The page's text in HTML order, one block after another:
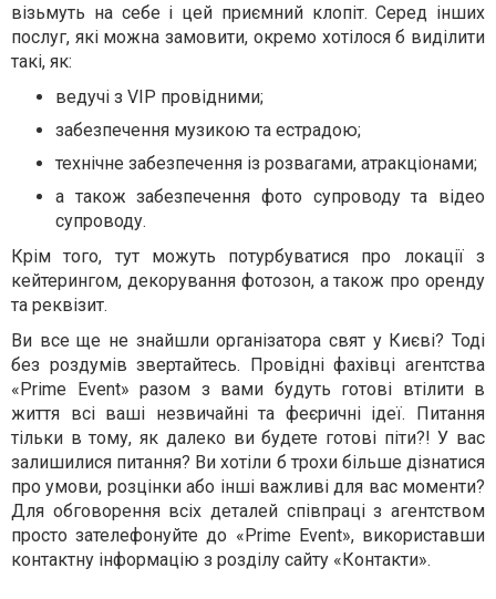
візьмуть на себе і цей приємний клопіт. Серед інших
послуг, які можна замовити, окремо хотілося б виділити
такі, як:
ведучі з VIP провідними;
забезпечення музикою та естрадою;
технічне забезпечення із розвагами, атракціонами;
а також забезпечення фото супроводу та відео
супроводу.
Крім того, тут можуть потурбуватися про локації з
кейтерингом, декорування фотозон, а також про оренду
та реквізит.
Ви все ще не знайшли організатора свят у Києві? Тоді
без роздумів звертайтесь. Провідні фахівці агентства
«Prime Event» разом з вами будуть готові втілити в
життя всі ваші незвичайні та феєричні ідеї. Питання
тільки в тому, як далеко ви будете готові піти?! У вас
залишилися питання? Ви хотіли б трохи більше дізнатися
про умови, розцінки або інші важливі для вас моменти?
Для обговорення всіх деталей співпраці з агентством
просто зателефонуйте до «Prime Event», використавши
контактну інформацію з розділу сайту «Контакти».